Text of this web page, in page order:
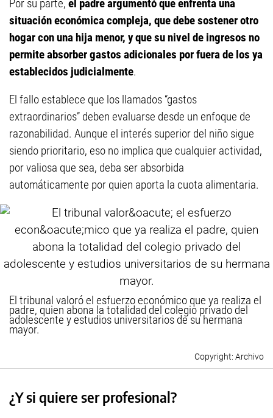
Por su parte, el padre argumentó que enfrenta una
situación económica compleja, que debe sostener otro
hogar con una hija menor, y que su nivel de ingresos no
permite absorber gastos adicionales por fuera de los ya
establecidos judicialmente.
El fallo establece que los llamados “gastos
extraordinarios” deben evaluarse desde un enfoque de
razonabilidad. Aunque el interés superior del niño sigue
siendo prioritario, eso no implica que cualquier actividad,
por valiosa que sea, deba ser absorbida
automáticamente por quien aporta la cuota alimentaria.
El tribunal valoró el esfuerzo económico que ya realiza el
padre, quien abona la totalidad del colegio privado del
adolescente y estudios universitarios de su hermana
mayor.
Archivo
¿Y si quiere ser profesional?